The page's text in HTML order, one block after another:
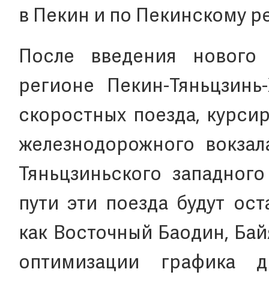
в Пекин и по Пекинскому
После введения
регионе Пекин-
скоростных поезда,
железнодорожного
Тяньцзиньского
пути эти поезда будут
как Восточный Баодин,
оптимизации графика